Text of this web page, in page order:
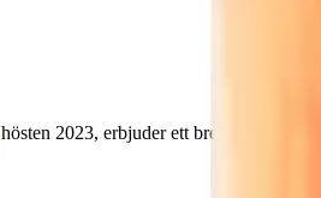
hösten 2023, erbjuder ett brett sortiment av